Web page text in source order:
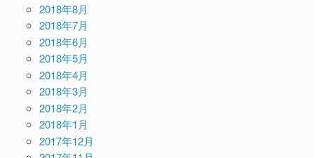
2018年8月
2018年7月
2018年6月
2018年5月
2018年4月
2018年3月
2018年2月
2018年1月
2017年12月